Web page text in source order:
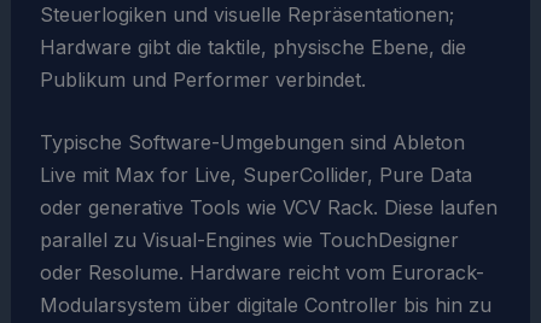
Steuerlogiken und visuelle Repräsentationen;
Hardware gibt die taktile, physische Ebene, die
Publikum und Performer verbindet.
Typische Software-Umgebungen sind Ableton
Live mit Max for Live, SuperCollider, Pure Data
oder generative Tools wie VCV Rack. Diese laufen
parallel zu Visual-Engines wie TouchDesigner
oder Resolume. Hardware reicht vom Eurorack-
Modularsystem über digitale Controller bis hin zu